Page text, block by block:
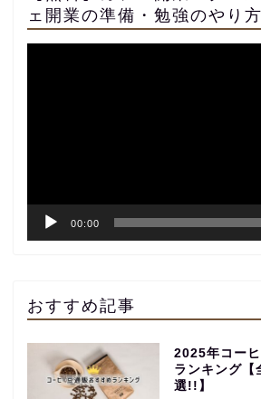
ェ開業の準備・勉強のやり方
00:00
おすすめ記事
2025年コー
ランキング【
選!!】